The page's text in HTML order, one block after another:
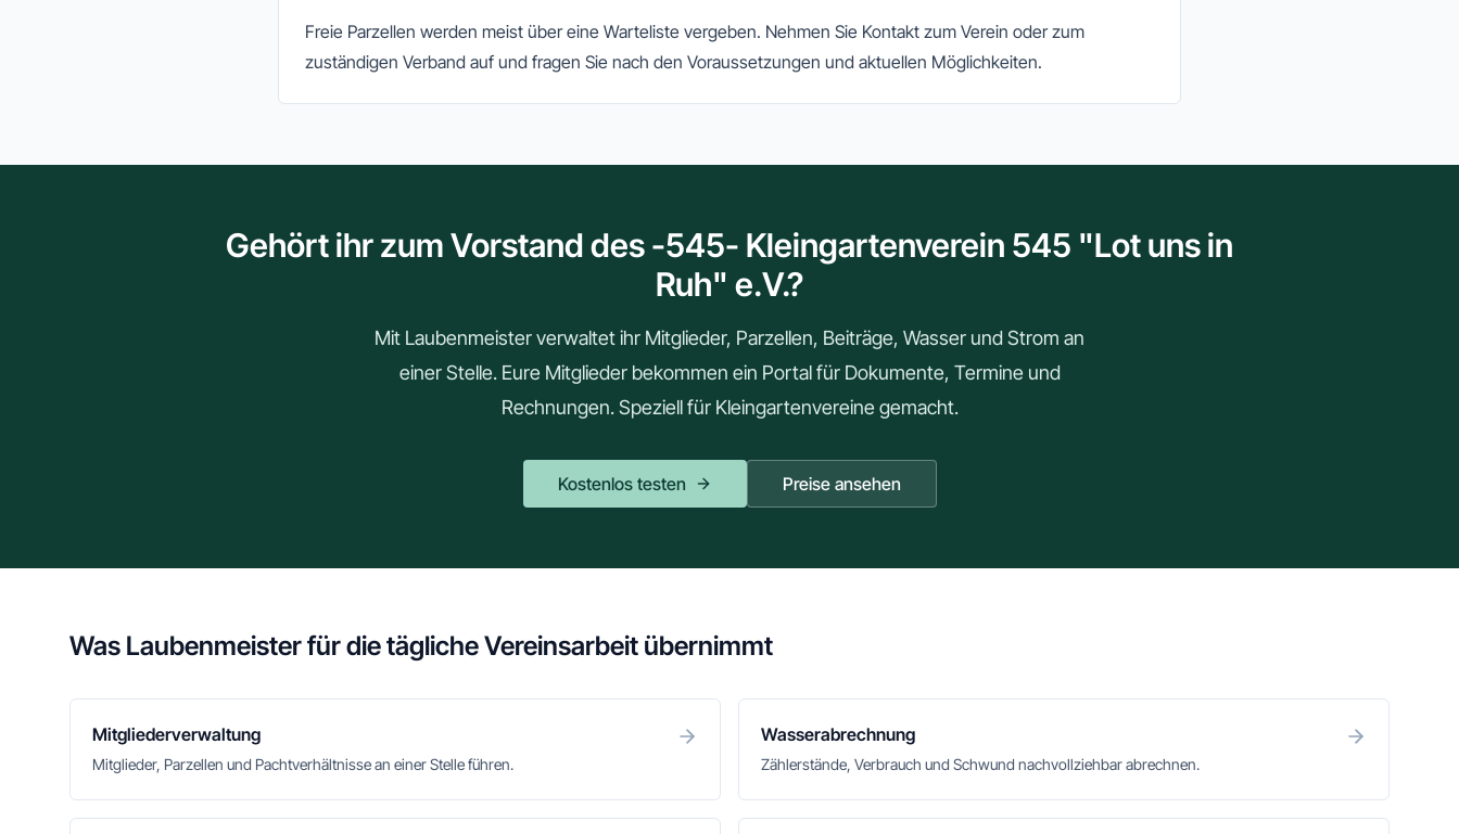
Freie Parzellen werden meist über eine Warteliste vergeben. Nehmen Sie Kontakt zum Verein oder zum
zuständigen Verband auf und fragen Sie nach den Voraussetzungen und aktuellen Möglichkeiten.
Gehört ihr zum Vorstand des -545- Kleingartenverein 545 "Lot uns in
Ruh" e.V.?
Mit Laubenmeister verwaltet ihr Mitglieder, Parzellen, Beiträge, Wasser und Strom an
einer Stelle. Eure Mitglieder bekommen ein Portal für Dokumente, Termine und
Rechnungen. Speziell für Kleingartenvereine gemacht.
Kostenlos testen Preise ansehen
Was Laubenmeister für die tägliche Vereinsarbeit übernimmt
Mitgliederverwaltung
Mitglieder, Parzellen und Pachtverhältnisse an einer Stelle führen.
Wasserabrechnung
Zählerstände, Verbrauch und Schwund nachvollziehbar abrechnen.